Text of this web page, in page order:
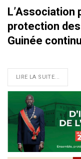
L’Association
protection
Guinée
LIRE LA SUITE...